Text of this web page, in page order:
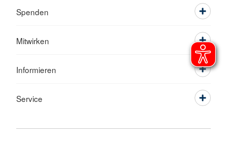
Spenden
Mitwirken
Informieren
Service